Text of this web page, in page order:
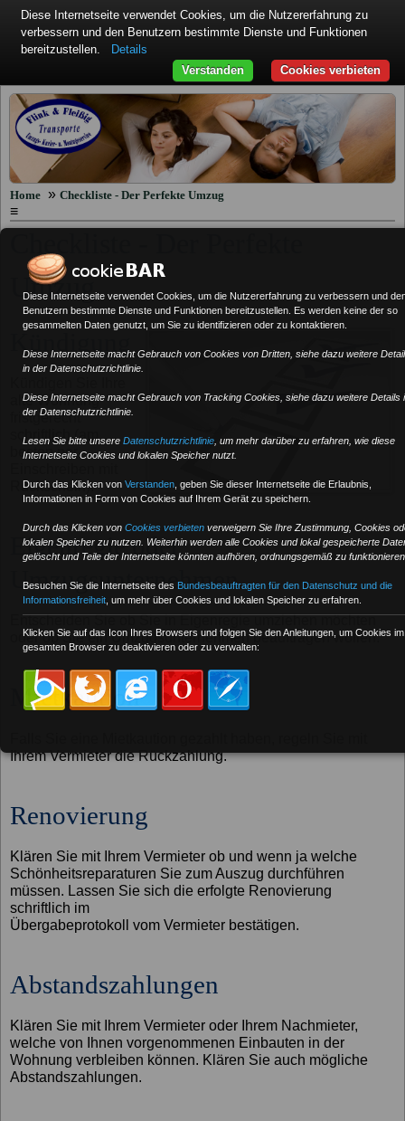
Home »Checkliste - Der Perfekte Umzug
≡
Umzug
alte Wohnung
fristgerecht
schriftlich (am
besten per
Rückschein).
Eigenregie oder
Umzugsunternehmen
oder ob Sie ein Umzugsunternehmen beauftragen wollen.
Mietkaution
Ihrem Vermieter die Rückzahlung.
Renovierung
Klären Sie mit Ihrem Vermieter ob und wenn ja welche
Schönheitsreparaturen Sie zum Auszug durchführen
müssen. Lassen Sie sich die erfolgte Renovierung
schriftlich im
Übergabeprotokoll vom Vermieter bestätigen.
Abstandszahlungen
Klären Sie mit Ihrem Vermieter oder Ihrem Nachmieter,
welche von Ihnen vorgenommenen Einbauten in der
Wohnung verbleiben können. Klären Sie auch mögliche
Abstandszahlungen.
Diese Internetseite verwendet Cookies, um die Nutzererfahrung zu verbessern und
Benutzern bestimmte Dienste und Funktionen bereitzustellen. Es werden keine der so
gesammelten Daten genutzt, um Sie zu identifizieren oder zu kontaktieren.
Diese Internetseite macht Gebrauch von Cookies von Dritten, siehe dazu weitere
in der Datenschutzrichtlinie.
Diese Internetseite macht Gebrauch von Tracking Cookies, siehe dazu weitere Details
der Datenschutzrichtlinie.
Lesen Sie bitte unsere Datenschutzrichtlinie , um mehr darüber zu erfahren, wie diese
Internetseite Cookies und lokalen Speicher nutzt.
Durch das Klicken von Verstanden geben Sie dieser Internetseite die Erlaubnis,
Informationen in Form von Cookies auf Ihrem Gerät zu speichern.
Durch das Klicken von Cookies verbieten verweigern Sie Ihre Zustimmung, Cookies
lokalen Speicher zu nutzen. Weiterhin werden alle Cookies und lokal gespeicherte
gelöscht und Teile der Internetseite könnten aufhören, ordnungsgemäß zu
Besuchen Sie die Internetseite des Bundesbeauftragten für den Datenschutz und die
Informationsfreiheit , um mehr über Cookies und lokalen Speicher zu erfahren.
Klicken Sie auf das Icon Ihres Browsers und folgen Sie den Anleitungen, um Cookies im
gesamten Browser zu deaktivieren oder zu verwalten:
Diese Internetseite verwendet Cookies, um die Nutzererfahrung zu
verbessern und den Benutzern bestimmte Dienste und Funktionen
bereitzustellen.
Details
Cookies verbieten
Verstanden